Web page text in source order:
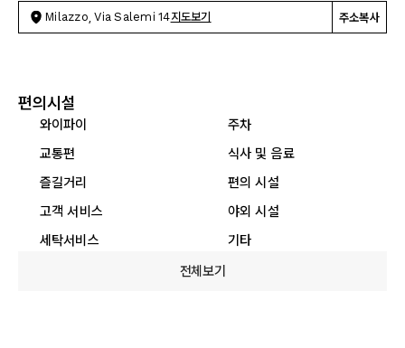
Milazzo, Via Salemi 14지도보기 주소복사
편의시설
와이파이
주차
교통편
식사 및 음료
즐길거리
편의 시설
고객 서비스
야외 시설
세탁서비스
기타
전체보기